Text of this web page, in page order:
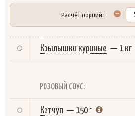
Расчёт порций:
Крылышки куриные — 1 кг
РОЗОВЫЙ СОУС:
Кетчуп — 150 г